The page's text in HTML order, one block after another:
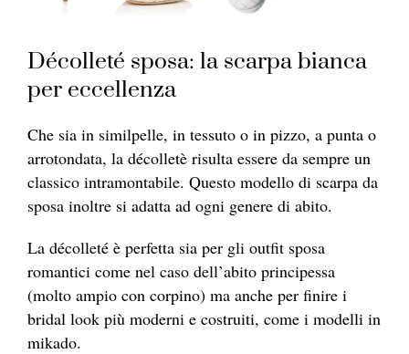
Décolleté sposa: la scarpa bianca
per eccellenza
Che sia in similpelle, in tessuto o in pizzo, a punta o
arrotondata, la décolletè risulta essere da sempre un
classico intramontabile. Questo modello di scarpa da
sposa inoltre si adatta ad ogni genere di abito.
La décolleté è perfetta sia per gli outfit sposa
romantici come nel caso dell’abito principessa
(molto ampio con corpino) ma anche per finire i
bridal look più moderni e costruiti, come i modelli in
mikado.